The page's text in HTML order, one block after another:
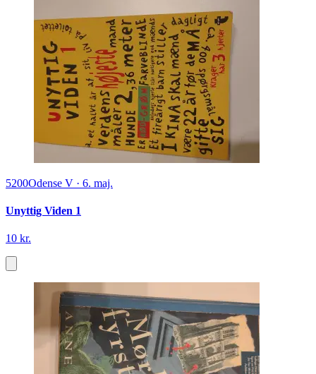
5200Odense V · 6. maj.
Unyttig Viden 1
10 kr.